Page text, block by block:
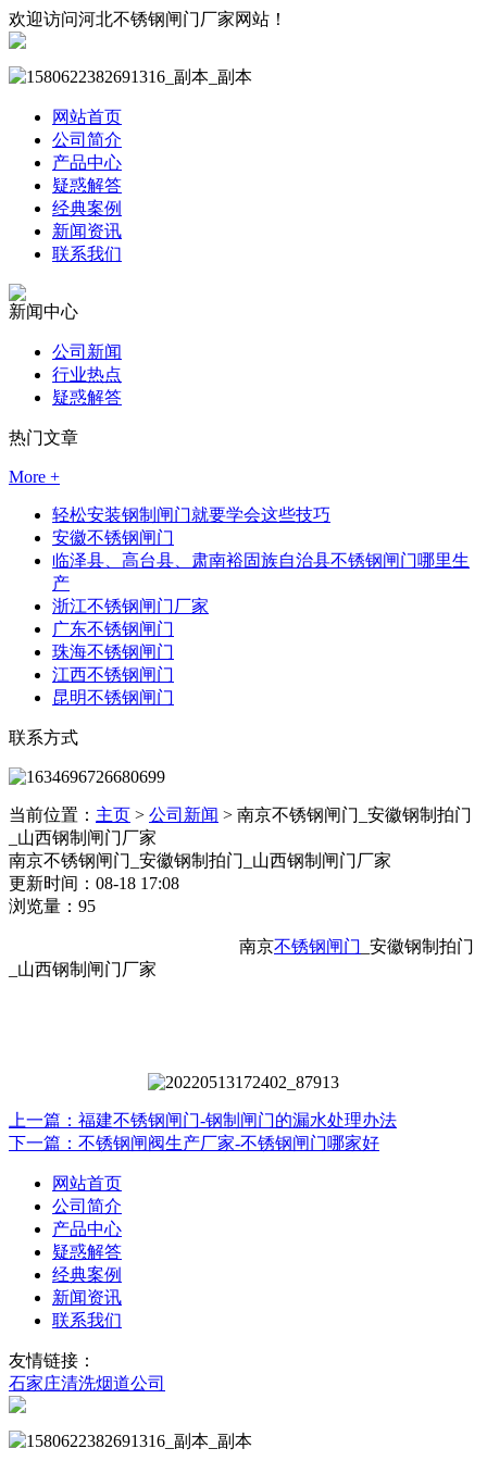
欢迎访问河北不锈钢闸门厂家网站！
网站首页
公司简介
产品中心
疑惑解答
经典案例
新闻资讯
联系我们
新闻中心
公司新闻
行业热点
疑惑解答
热门文章
More +
轻松安装钢制闸门就要学会这些技巧
安徽不锈钢闸门
临泽县、高台县、肃南裕固族自治县不锈钢闸门哪里生
产
浙江不锈钢闸门厂家
广东不锈钢闸门
珠海不锈钢闸门
江西不锈钢闸门
昆明不锈钢闸门
联系方式
当前位置： 主页 > 公司新闻 > 南京不锈钢闸门_安徽钢制拍门
_山西钢制闸门厂家
南京不锈钢闸门_安徽钢制拍门_山西钢制闸门厂家
更新时间：08-18 17:08
浏览量：95
南京不锈钢闸门 _安徽钢制拍门
_山西钢制闸门厂家
上一篇：福建不锈钢闸门-钢制闸门的漏水处理办法
下一篇：不锈钢闸阀生产厂家-不锈钢闸门哪家好
网站首页
公司简介
产品中心
疑惑解答
经典案例
新闻资讯
联系我们
友情链接：
石家庄清洗烟道公司